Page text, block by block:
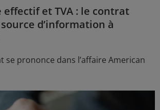
et TVA : le contrat
d’information à
se prononce dans l’affaire American